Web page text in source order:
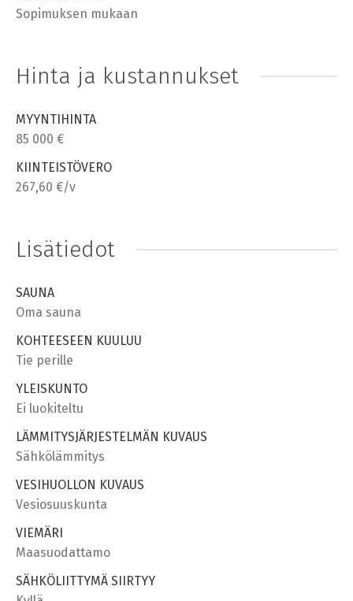
Sopimuksen mukaan
Hinta ja kustannukset
MYYNTIHINTA
85 000 €
KIINTEISTÖVERO
267,60 €/v
Lisätiedot
SAUNA
Oma sauna
KOHTEESEEN KUULUU
Tie perille
YLEISKUNTO
Ei luokiteltu
LÄMMITYSJÄRJESTELMÄN KUVAUS
Sähkölämmitys
VESIHUOLLON KUVAUS
Vesiosuuskunta
VIEMÄRI
Maasuodattamo
SÄHKÖLIITTYMÄ SIIRTYY